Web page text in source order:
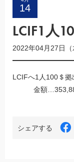
14
LCIF1人
2022年04月27日（
LCIFへ1人100＄拠
金額
シェアする